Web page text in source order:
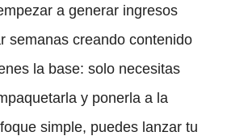
a generar ingresos
semanas creando contenido
la base: solo necesitas
y ponerla a la
simple, puedes lanzar tu